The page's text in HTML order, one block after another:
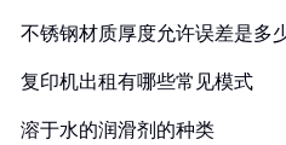
不锈钢材质厚度允许误差是多
复印机出租有哪些常见模式
溶于水的润滑剂的种类